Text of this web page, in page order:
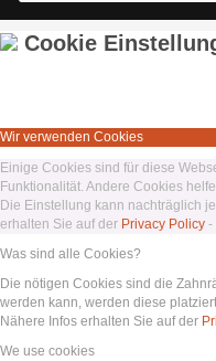
Cookie
Wir verwenden Cookies
Einige Cookies sind für diese
Funktionalität. Andere Cookies
Die Einstellung kann nachträglich
erhalten Sie auf der Privacy Policy -
Was sind alle Cookies?
Die nötigen Cookies sind die
werden kann, werden diese
Nähere Infos erhalten Sie auf der
We use cookies